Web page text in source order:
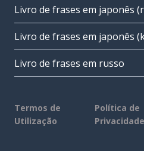
Livro de frases em japonês
Livro de frases em japonês
Livro de frases em russo
Termos de
Utilização
Política de
Privacidade